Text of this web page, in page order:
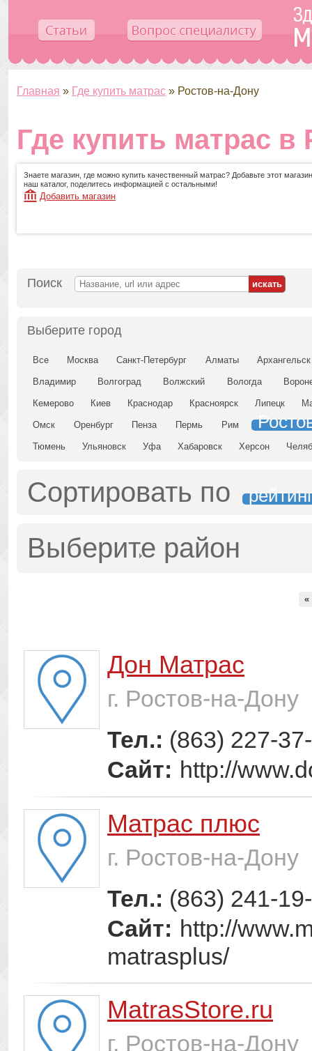
Главная » Где купить матрас » Ростов-на-Дону
Где купить матрас в
Знаете магазин, где можно купить качественный матрас? Добавьте этот
наш каталог, поделитесь информацией с остальными!
Добавить магазин
Поиск
Выберите город
Все Москва Санкт-Петербург Алматы Архангельск
Владимир Волгоград Волжский Вологда
Кемерово Киев Краснодар Красноярск Липецк
Омск Оренбург Пенза Пермь Рим
Тюмень Ульяновск Уфа Хабаровск Херсон
Сортировать по
Выберите район
«
Дон Матрас
г. Ростов-на-Дону
Тел.: (863) 227-
Сайт: http://
Матрас плюс
г. Ростов-на-Дону
Тел.: (863) 241-
Сайт: http://
matrasplus/
MatrasStore.ru
г. Ростов-на-Дону